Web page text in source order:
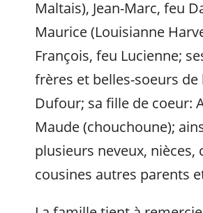
Maltais), Jean-Marc, feu
Maurice (Louisianne
François, feu Lucienne;
frères et belles-soeurs
Dufour; sa fille de coeur:
Maude (chouchoune);
plusieurs neveux, nièces,
cousines autres parents